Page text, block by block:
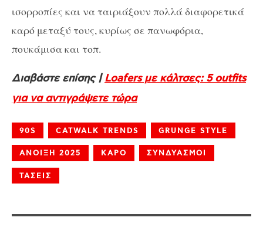
ισορροπίες και να ταιριάξουν πολλά διαφορετικά
καρό μεταξύ τους, κυρίως σε πανωφόρια,
πουκάμισα και τοπ.
Διαβάστε επίσης |Loafers με κάλτσες: 5 outfits
για να αντιγράψετε τώρα
90S CATWALK TRENDS GRUNGE STYLE
ΑΝΟΙΞΗ 2025 ΚΑΡΟ ΣΥΝΔΥΑΣΜΟΙ
ΤΑΣΕΙΣ